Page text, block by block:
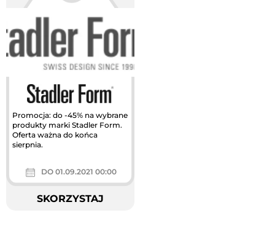
Promocja: do -45% na wybrane
produkty marki Stadler Form.
Oferta ważna do końca
sierpnia.
DO 01.09.2021 00:00
SKORZYSTAJ